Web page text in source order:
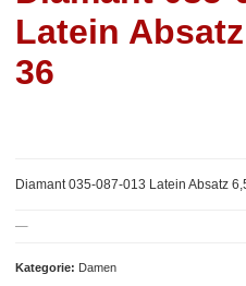
Latein
36
Kategorie Damen
Diamant 035-087-013 Latein Absatz